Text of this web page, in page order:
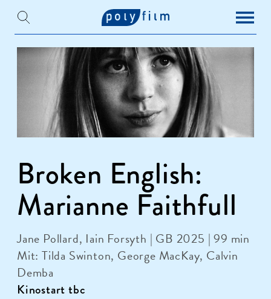
Broken English:
Marianne Faithfull
Jane Pollard, Iain Forsyth | GB 2025 | 99 min
Mit: Tilda Swinton, George MacKay, Calvin
Demba
Kinostart tbc